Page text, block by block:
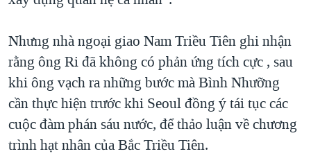
Nhưng nhà ngoại giao Nam Triều Tiên ghi nhận
rằng ông Ri đã không có phản ứng tích cực , sau
khi ông vạch ra những bước mà Bình Nhưỡng
cần thực hiện trước khi Seoul đồng ý tái tục các
cuộc đàm phán sáu nước, để thảo luận về chương
trình hạt nhân của Bắc Triều Tiên.